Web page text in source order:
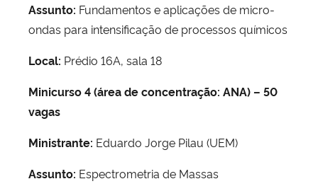
Assunto: Fundamentos e aplicações de micro-
ondas para intensificação de processos químicos
Local: Prédio 16A, sala 18
Minicurso 4 (área de concentração: ANA) – 50
vagas
Ministrante: Eduardo Jorge Pilau (UEM)
Assunto: Espectrometria de Massas